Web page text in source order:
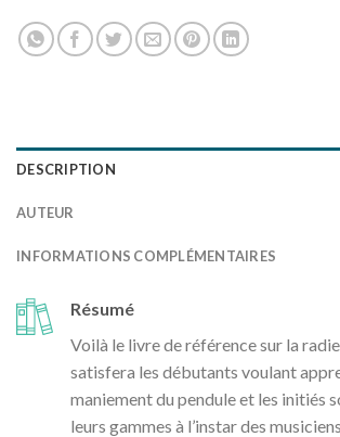
DESCRIPTION
AUTEUR
INFORMATIONS COMPLÉMENTAIRES
Résumé
Voilà le livre de référence sur la
satisfera les débutants voulant
maniement du pendule et les initiés
leurs gammes à l’instar des